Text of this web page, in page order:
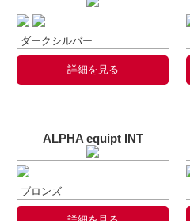
ダークシルバー
詳細を見る
ALPHA equipt INT
ブロンズ